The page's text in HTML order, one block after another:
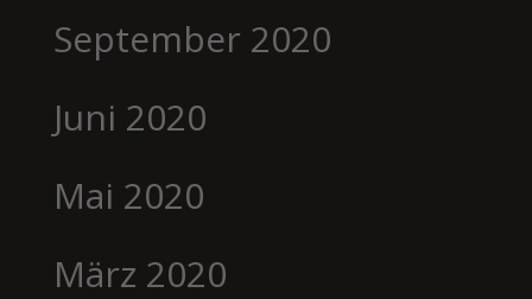
September 2020
Juni 2020
Mai 2020
März 2020